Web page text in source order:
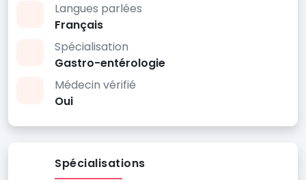
Langues parlées
Français
Spécialisation
Gastro-entérologie
Médecin vérifié
Oui
Spécialisations